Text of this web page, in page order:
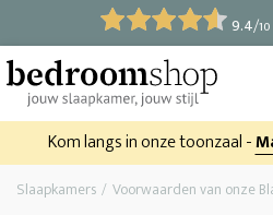
9.4/10
Kom langs in onze toonzaal -
Slaapkamers Voorwaarden van onze